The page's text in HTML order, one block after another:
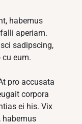
habemus
aperiam.
sadipscing,
eum.
pro accusata
corpora
ei his. Vix
habemus